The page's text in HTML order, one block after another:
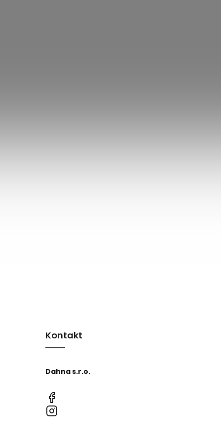
Kontakt
Dahna s.r.o.